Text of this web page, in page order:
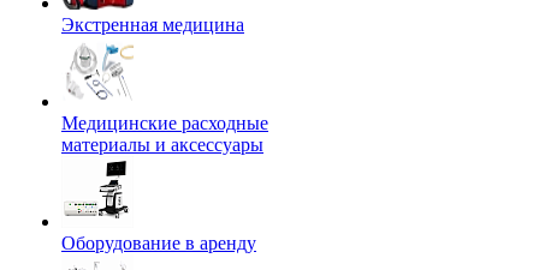
Экстренная медицина
Медицинские расходные
материалы и аксессуары
Оборудование в аренду